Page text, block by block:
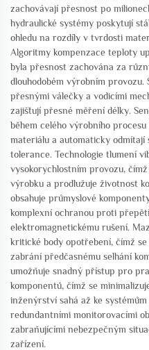
zachovávají přesnost po
hydraulické systémy poskytují
ohledu na rozdíly v tvrdosti
Algoritmy kompenzace teploty
byla přesnost zachována za
dlouhodobém výrobním
přesnými válečky a vodicími
zajišťují přesné měření délky.
během celého výrobního
materiálu a automaticky
tolerance. Technologie tlumení
vysokorychlostním provozu,
výrobku a prodlužuje životnost
obsahuje průmyslové
komplexní ochranou proti
elektromagnetickému rušení.
kritické body opotřebení, čímž
zabrání předčasnému selhání
umožňuje snadný přístup pro
komponentů, čímž se
inženýrství sahá až ke
redundantními monitorovacími
zabraňujícími nebezpečným
zařízení.